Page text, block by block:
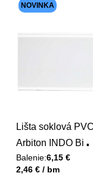
Lišta soklová PVC
Arbiton INDO
lesklá 01
26x70x2500 mm
Balenie:6,15 €
Unit price
2,46 € / bm
NOVINKA